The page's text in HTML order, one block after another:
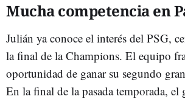
Mucha competencia en
Julián ya conoce el interés del PSG,
la final de la Champions. El equipo
oportunidad de ganar su segundo
En la final de la pasada temporada, el